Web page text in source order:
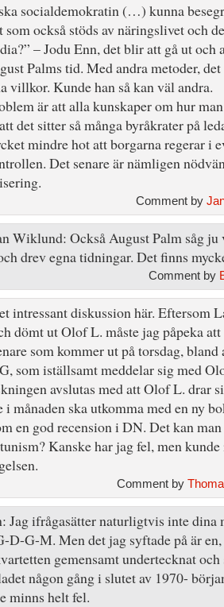
socialdemokratin (…) kunna
som också stöds av näringslivet och
– Jodu Enn, det blir att gå ut och
Palms tid. Med andra metoder,
villkor. Kunde han så kan väl andra.
är att alla kunskaper om hur
det sitter så många byråkrater på
mindre hot att borgarna regerar i
Det senare är nämligen
Comment by
Wiklund: Också August Palm såg ju
drev egna tidningar. Det finns
Comment by
intressant diskussion här. Eftersom
dömt ut Olof L. måste jag påpeka
som kommer ut på torsdag,
som iställsamt meddelar sig med
avslutas med att Olof L. drar
i månaden ska utkomma med en ny
en god recension i DN. Det kan
Kanske har jag fel, men
Comment by
Jag ifrågasätter naturligtvis inte dina
D-G-M. Men det jag syftade på är
gemensamt undertecknat
någon gång i slutet av 1970-
minns helt fel.